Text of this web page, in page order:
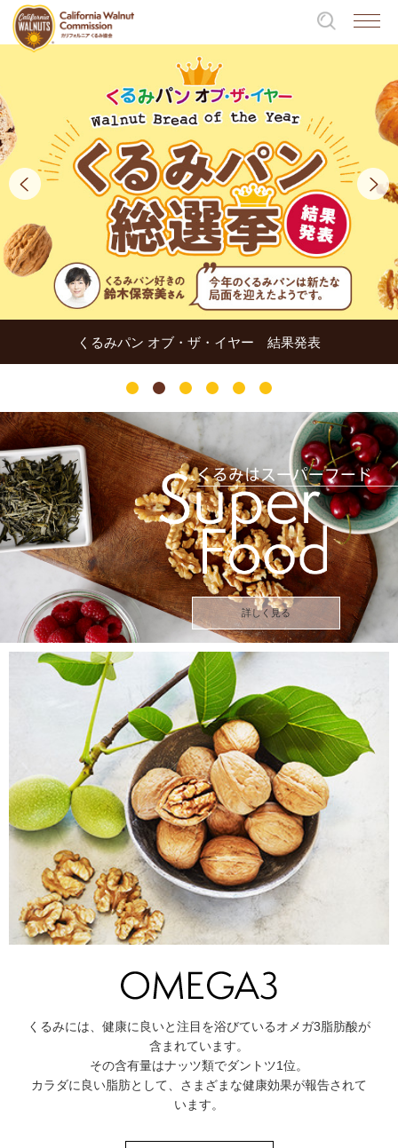
くるみパン オブ・ザ・イヤー 結果発表
3 4 5 6
詳しく見る
くるみには、健康に良いと注目を浴びているオメガ3脂肪酸が
含まれています。
その含有量はナッツ類でダントツ1位。
カラダに良い脂肪として、さまざまな健康効果が報告されて
います。